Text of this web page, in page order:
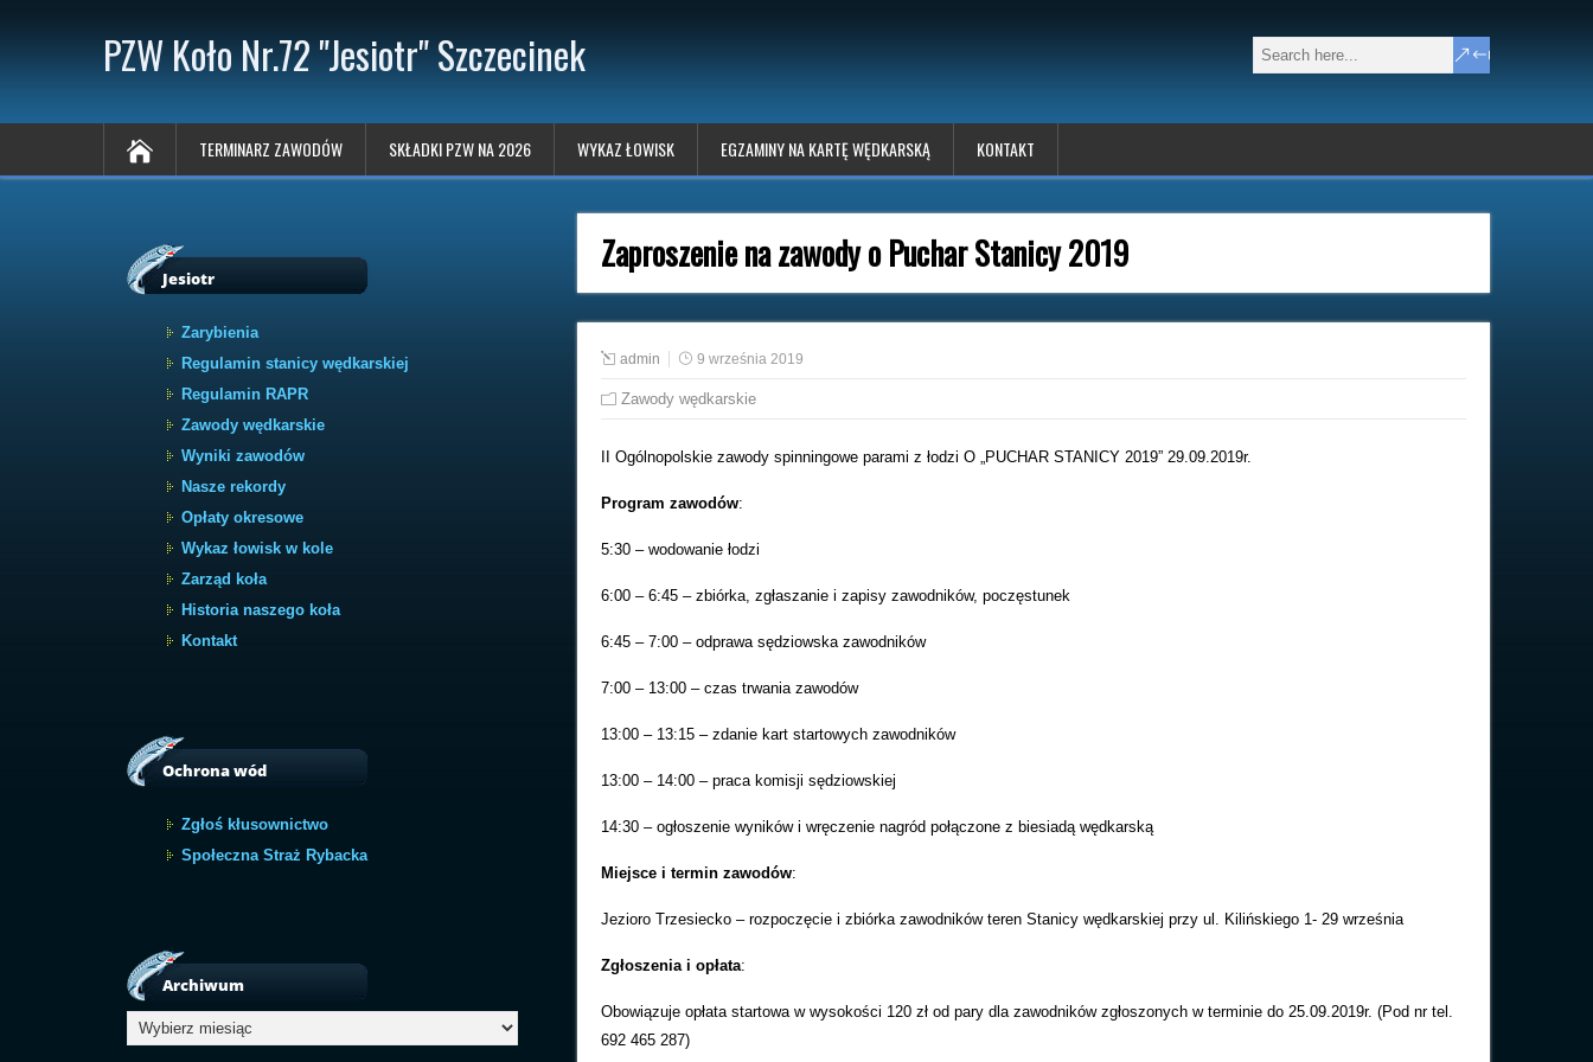
PZW Koło Nr.72 "Jesiotr" Szczecinek
TERMINARZ ZAWODÓW SKŁADKI PZW NA 2026 WYKAZ ŁOWISK EGZAMINY NA KARTĘ WĘDKARSKĄ KONTAKT
Zaproszenie na zawody o Puchar Stanicy 2019
admin 9 września 2019
Zawody wędkarskie
II Ogólnopolskie zawody spinningowe parami z łodzi O „PUCHAR STANICY 2019” 29.09.2019r.
Program zawodów:
5:30 – wodowanie łodzi
6:00 – 6:45 – zbiórka, zgłaszanie i zapisy zawodników, poczęstunek
6:45 – 7:00 – odprawa sędziowska zawodników
7:00 – 13:00 – czas trwania zawodów
13:00 – 13:15 – zdanie kart startowych zawodników
13:00 – 14:00 – praca komisji sędziowskiej
14:30 – ogłoszenie wyników i wręczenie nagród połączone z biesiadą wędkarską
Miejsce i termin zawodów:
Jezioro Trzesiecko – rozpoczęcie i zbiórka zawodników teren Stanicy wędkarskiej przy ul. Kilińskiego 1- 29 września
Zgłoszenia i opłata:
Obowiązuje opłata startowa w wysokości 120 zł od pary dla zawodników zgłoszonych w terminie do 25.09.2019r. (Pod nr tel.
692 465 287)
Jesiotr
Zarybienia
Regulamin stanicy wędkarskiej
Regulamin RAPR
Zawody wędkarskie
Wyniki zawodów
Nasze rekordy
Opłaty okresowe
Wykaz łowisk w kole
Zarząd koła
Historia naszego koła
Kontakt
Ochrona wód
Zgłoś kłusownictwo
Społeczna Straż Rybacka
Archiwum
Archiwum